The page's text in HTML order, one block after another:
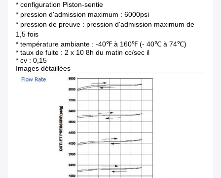
* configuration Piston-sentie
* pression d'admission maximum : 6000psi
* pression de preuve : pression d'admission maximum de
1,5 fois
* température ambiante : -40℉ à 160℉ (- 40℃ à 74℃)
* taux de fuite : 2 x 10 8h du matin cc/sec il
* cv : 0,15
Images détaillées